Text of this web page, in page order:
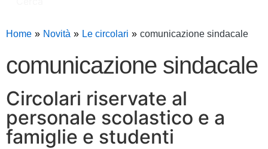
Home Novità Le circolari comunicazione sindacale
comunicazione sindacale
Circolari riservate al
personale scolastico e a
famiglie e studenti